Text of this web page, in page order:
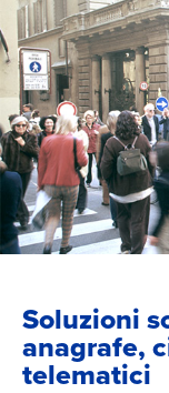
Soluzioni
anagrafe,
telematici